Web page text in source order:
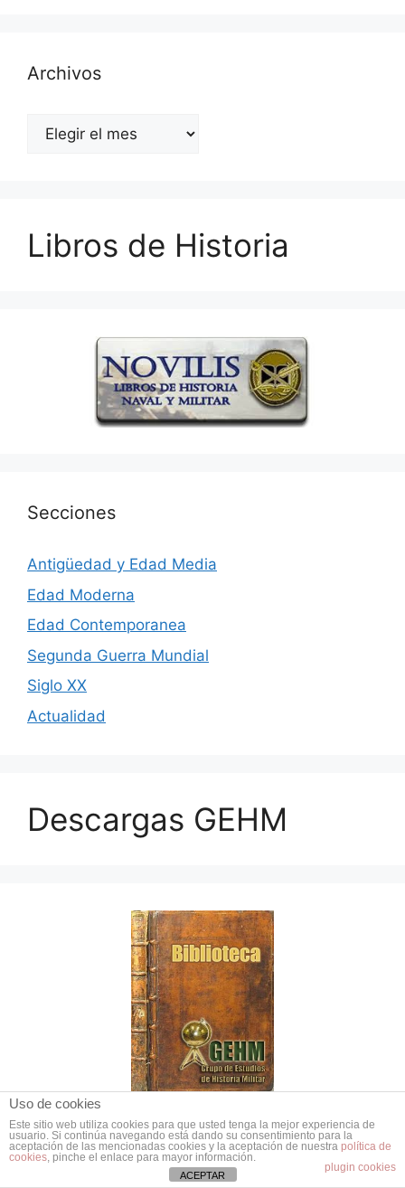
Archivos
Archivos
Libros de Historia
Secciones
Antigüedad y Edad Media
Edad Moderna
Edad Contemporanea
Segunda Guerra Mundial
Siglo XX
Actualidad
Descargas GEHM
Uso de cookies
Este sitio web utiliza cookies para que usted tenga la mejor experiencia de
usuario. Si continúa navegando está dando su consentimiento para la
aceptación de las mencionadas cookies y la aceptación de nuestra política de
cookies, pinche el enlace para mayor información.
plugin cookies
ACEPTAR